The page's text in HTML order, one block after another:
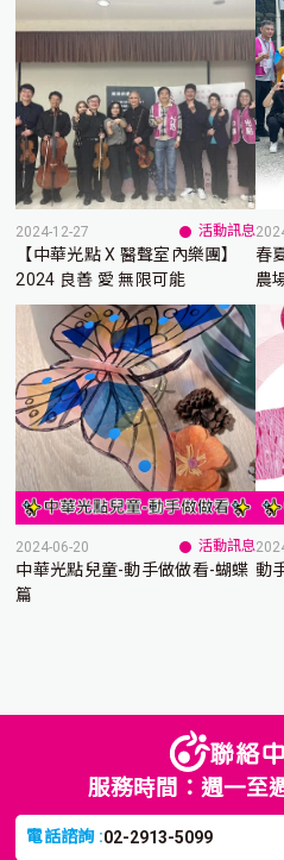
2024-12-27 活動訊息
【中華光點 X 醫聲室內樂團】
2024 良善 愛 無限可能
春
農
2024-06-20 活動訊息
中華光點兒童-動手做做看-蝴蝶
篇
動
服務時間：週一至
電話諮詢 :02-2913-5099